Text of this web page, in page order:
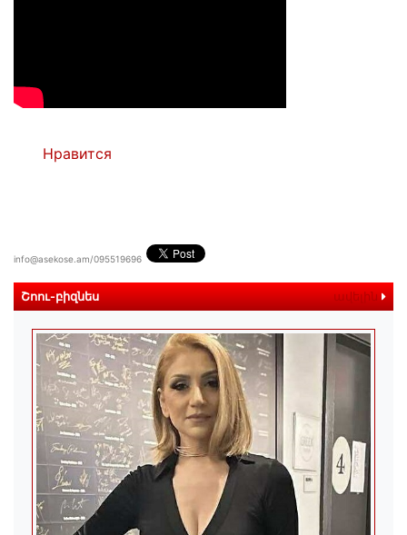
Нравится
info@asekose.am/095519696
Շոու-բիզնես ավելին